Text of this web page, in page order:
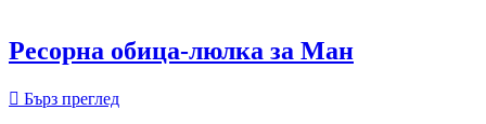
Ресорна обица-люлка за Ман
 Бърз преглед